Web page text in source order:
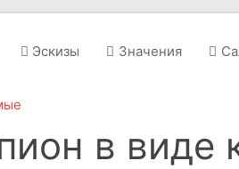
Эскизы Значения
в виде